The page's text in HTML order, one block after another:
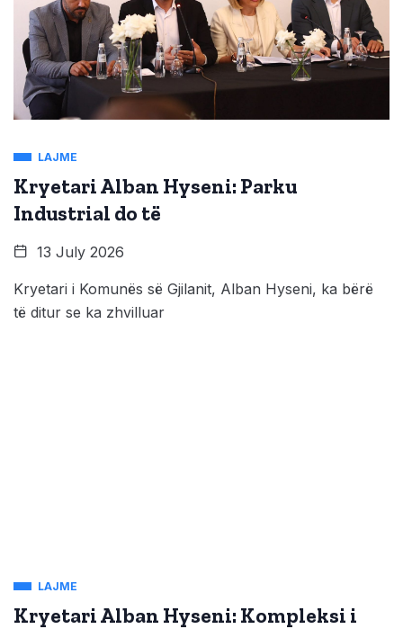
LAJME
Kryetari Alban Hyseni: Parku
Industrial do të
13 July 2026
Kryetari i Komunës së Gjilanit, Alban Hyseni, ka bërë
të ditur se ka zhvilluar
LAJME
Kryetari Alban Hyseni: Kompleksi i